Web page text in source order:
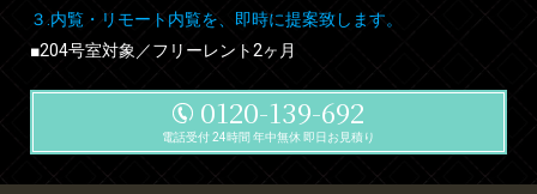
３.内覧・リモート内覧を、即時に提案致します。
■204号室対象／フリーレント2ヶ月
0120-139-692
電話受付 24時間 年中無休 即日お見積り